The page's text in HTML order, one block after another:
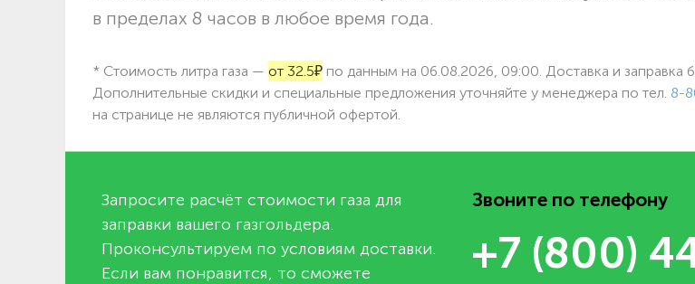
в пределах 8 часов в любое время года.
* Стоимость литра газа — от 32.5₽ по данным на 06.08.2026, 09:00. Доставка и заправка
Дополнительные скидки и специальные предложения уточняйте у менеджера по тел. 8-
на странице не являются публичной офертой.
Запросите расчёт стоимости газа для
заправки вашего газгольдера.
Проконсультируем по условиям доставки.
Если вам понравится, то сможете
Звоните по телефону
+7 (800)